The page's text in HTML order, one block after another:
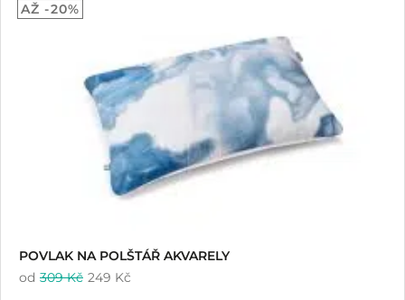
z 5 na základě
AŽ -20%
POVLAK NA POLŠTÁŘ AKVARELY
od
249 Kč
309 Kč